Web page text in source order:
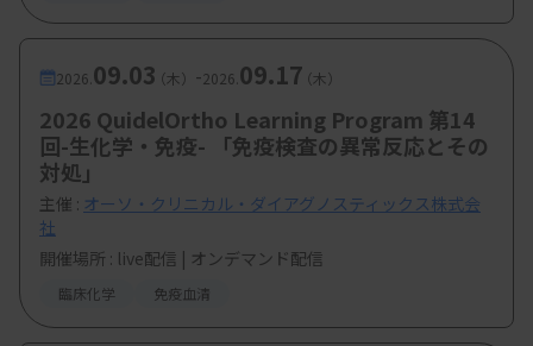
2026. 09.03（木） -2026. 09.17（木）
2026 QuidelOrtho Learning Program 第14
回-生化学・免疫- 「免疫検査の異常反応とその
対処」
主催 : オーソ・クリニカル・ダイアグノスティックス株式会
社
開催場所 : live配信 | オンデマンド配信
臨床化学 免疫血清